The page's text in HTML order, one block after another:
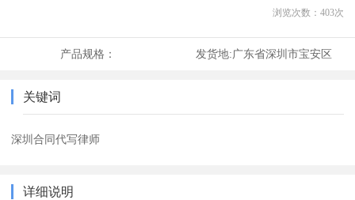
浏览次数： 403次
产品规格： 发货地:广东省深圳市宝安区
关键词
深圳合同代写律师
详细说明